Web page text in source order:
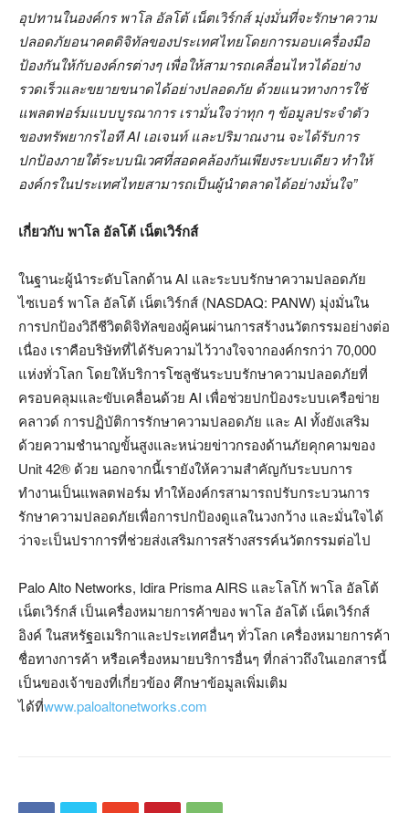
อุปทานในองค์กร พาโล อัลโต้ เน็ตเวิร์กส์ มุ่งมั่นที่จะรักษาความ
ปลอดภัยอนาคตดิจิทัลของประเทศไทยโดยการมอบเครื่องมือ
ป้องกันให้กับองค์กรต่างๆ เพื่อให้สามารถเคลื่อนไหวได้อย่าง
รวดเร็วและขยายขนาดได้อย่างปลอดภัย ด้วยแนวทางการใช้
แพลตฟอร์มแบบบูรณาการ เรามั่นใจว่าทุก ๆ ข้อมูลประจำตัว
ของทรัพยากรไอที AI เอเจนท์ และปริมาณงาน จะได้รับการ
ปกป้องภายใต้ระบบนิเวศที่สอดคล้องกันเพียงระบบเดียว ทำให้
องค์กรในประเทศไทยสามารถเป็นผู้นำตลาดได้อย่างมั่นใจ”
เกี่ยวกับ พาโล อัลโต้ เน็ตเวิร์กส์
ในฐานะผู้นำระดับโลกด้าน AI และระบบรักษาความปลอดภัย
ไซเบอร์ พาโล อัลโต้ เน็ตเวิร์กส์ (NASDAQ: PANW) มุ่งมั่นใน
การปกป้องวิถีชีวิตดิจิทัลของผู้คนผ่านการสร้างนวัตกรรมอย่างต่อ
เนื่อง เราคือบริษัทที่ได้รับความไว้วางใจจากองค์กรกว่า 70,000
แห่งทั่วโลก โดยให้บริการโซลูชันระบบรักษาความปลอดภัยที่
ครอบคลุมและขับเคลื่อนด้วย AI เพื่อช่วยปกป้องระบบเครือข่าย
คลาวด์ การปฏิบัติการรักษาความปลอดภัย และ AI ทั้งยังเสริม
ด้วยความชำนาญขั้นสูงและหน่วยข่าวกรองด้านภัยคุกคามของ
Unit 42® ด้วย นอกจากนี้เรายังให้ความสำคัญกับระบบการ
ทำงานเป็นแพลตฟอร์ม ทำให้องค์กรสามารถปรับกระบวนการ
รักษาความปลอดภัยเพื่อการปกป้องดูแลในวงกว้าง และมั่นใจได้
ว่าจะเป็นปราการที่ช่วยส่งเสริมการสร้างสรรค์นวัตกรรมต่อไป
Palo Alto Networks, Idira Prisma AIRS และโลโก้ พาโล อัลโต้
เน็ตเวิร์กส์ เป็นเครื่องหมายการค้าของ พาโล อัลโต้ เน็ตเวิร์กส์
อิงค์ ในสหรัฐอเมริกาและประเทศอื่นๆ ทั่วโลก เครื่องหมายการค้า
ชื่อทางการค้า หรือเครื่องหมายบริการอื่นๆ ที่กล่าวถึงในเอกสารนี้
เป็นของเจ้าของที่เกี่ยวข้อง ศึกษาข้อมูลเพิ่มเติม
ได้ที่www.paloaltonetworks.com